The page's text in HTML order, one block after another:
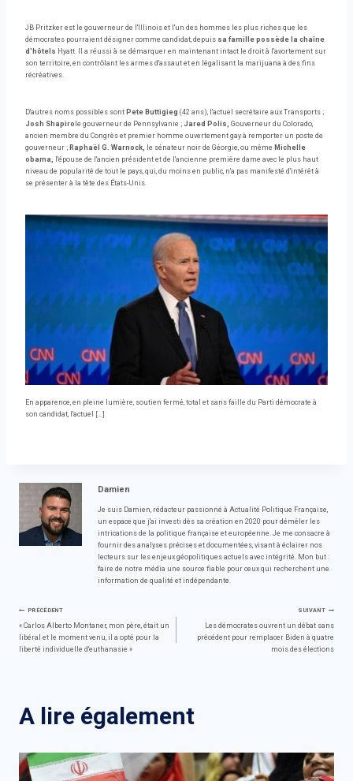
JB Pritzker est le gouverneur de l'Illinois et l'un des hommes les plus riches que les
démocrates pourraient désigner comme candidat, depuis sa famille possède la chaîne
d'hôtels Hyatt. Il a réussi à se démarquer en maintenant intact le droit à l'avortement sur
son territoire, en contrôlant les armes d'assaut et en légalisant la marijuana à des fins
récréatives.
D'autres noms possibles sont Pete Buttigieg (42 ans), l'actuel secrétaire aux Transports ;
Josh Shapiro le gouverneur de Pennsylvanie ; Jared Polis, Gouverneur du Colorado,
ancien membre du Congrès et premier homme ouvertement gay à remporter un poste de
gouverneur ; Raphaël G. Warnock, le sénateur noir de Géorgie, ou même Michelle
obama,
l'épouse de l'ancien président et de l'ancienne première dame avec le plus haut
niveau de popularité de tout le pays, qui, du moins en public, n'a pas manifesté d'intérêt à
se présenter à la tête des États-Unis.
En apparence, en pleine lumière, soutien fermé, total et sans faille du Parti démocrate à
son candidat, l'actuel […]
Damien
Je suis Damien, rédacteur passionné à Actualité Politique Française,
un espace que j'ai investi dès sa création en 2020 pour démêler les
intrications de la politique française et européenne. Je me consacre à
fournir des analyses précises et documentées, visant à éclairer nos
lecteurs sur les enjeux géopolitiques actuels avec intégrité. Mon but :
faire de notre média une source fiable pour ceux qui recherchent une
information de qualité et indépendante.
Navigation
de
PRÉCÉDENT
« Carlos Alberto Montaner, mon père, était un
libéral et le moment venu, il a opté pour la
liberté individuelle d'euthanasie »
SUIVANT
Les démocrates ouvrent un débat sans
précédent pour remplacer Biden à quatre
mois des élections
A lire également